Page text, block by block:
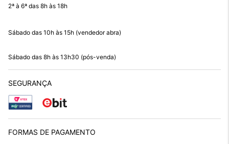
2ª à 6ª das 8h às 18h
Sábado das 10h às 15h (vendedor abra)
Sábado das 8h às 13h30 (pós-venda)
SEGURANÇA
FORMAS DE PAGAMENTO